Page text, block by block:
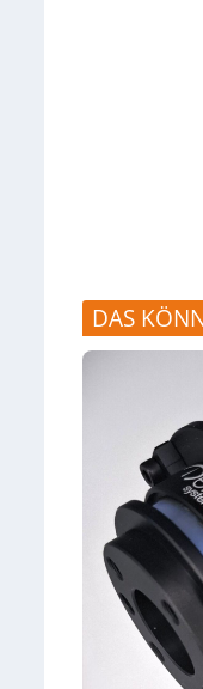
DAS